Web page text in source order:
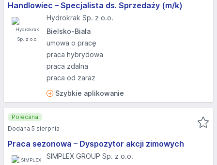
Handlowiec – Specjalista ds. Sprzedaży (m/k)
Hydrokrak Sp. z o.o.
Bielsko-Biała
umowa o pracę
praca hybrydowa
praca zdalna
praca od zaraz
Szybkie aplikowanie
Praca sezonowa – Dyspozytor akcji zimowych
SIMPLEX GROUP Sp. z o.o.
Polecana
Dodana 5 sierpnia